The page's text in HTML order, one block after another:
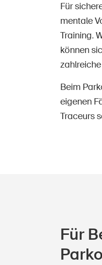
Für
mentale
Training.
können
Beim
eigenen
Traceurs
Für